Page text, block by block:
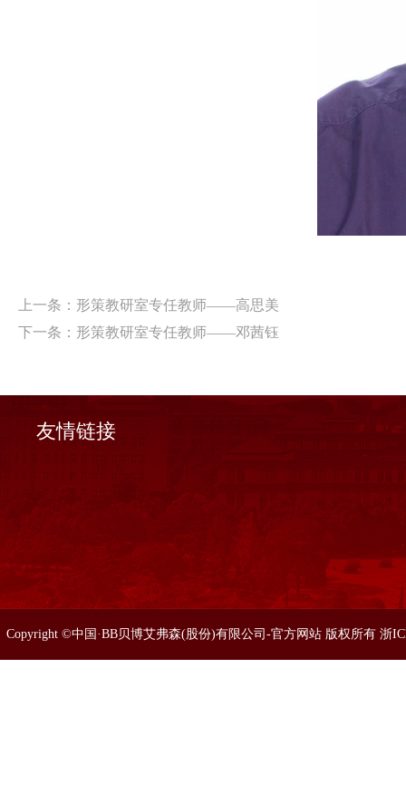
上一条： 形策教研室专任教师——高思美
下一条： 形策教研室专任教师——邓茜钰
友情链接
Copyright ©中国·BB贝博艾弗森(股份)有限公司-官方网站 版权所有 浙